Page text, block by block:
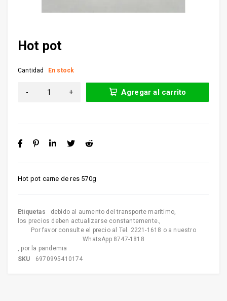
Hot pot
Hot pot carne de res 570g
Cantidad En stock
Agregar al carrito
Etiquetas debido al aumento del transporte marítimo,
los precios deben actualizarse constantemente.,
Por favor consulte el precio al Tel. 2221-1618 o a nuestro
WhatsApp 8747-1818
, por la pandemia
SKU
6970995410174